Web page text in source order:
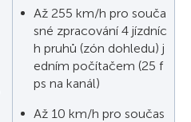
Až 255 km/h pro souča
sné zpracování 4 jízdníc
h pruhů (zón dohledu) j
edním počítačem (25 f
ps na kanál)
Až 10 km/h pro součas